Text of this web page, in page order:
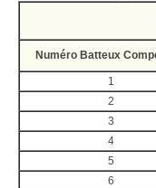
Numéro Batteux
1
2
3
4
5
6